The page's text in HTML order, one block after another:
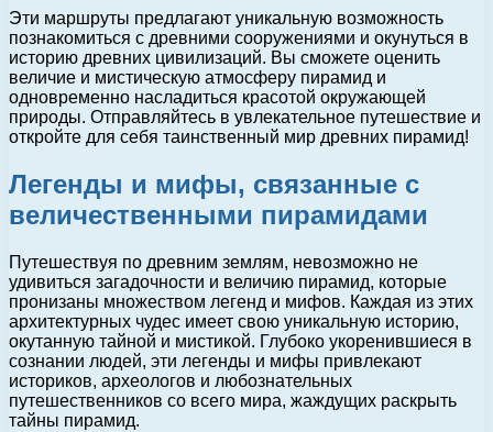
Эти маршруты предлагают уникальную возможность
познакомиться с древними сооружениями и окунуться в
историю древних цивилизаций. Вы сможете оценить
величие и мистическую атмосферу пирамид и
одновременно насладиться красотой окружающей
природы. Отправляйтесь в увлекательное путешествие и
откройте для себя таинственный мир древних пирамид!
Легенды и мифы, связанные с
величественными пирамидами
Путешествуя по древним землям, невозможно не
удивиться загадочности и величию пирамид, которые
пронизаны множеством легенд и мифов. Каждая из этих
архитектурных чудес имеет свою уникальную историю,
окутанную тайной и мистикой. Глубоко укоренившиеся в
сознании людей, эти легенды и мифы привлекают
историков, археологов и любознательных
путешественников со всего мира, жаждущих раскрыть
тайны пирамид.